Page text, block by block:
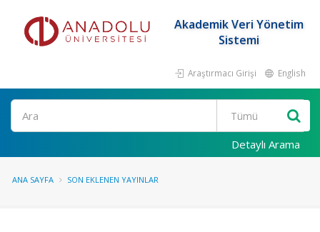
Akademik Veri Yönetim
Sistemi
Araştırmacı Girişi English
Ara
Detaylı Arama
ANA SAYFA SON EKLENEN YAYINLAR